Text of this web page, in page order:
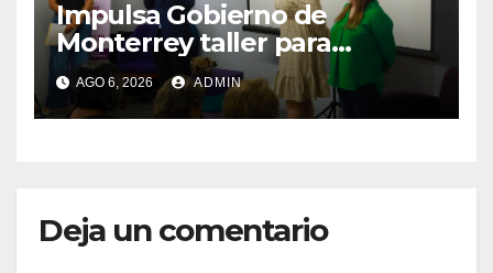
Impulsa Gobierno de
Monterrey taller para
acompañar a mujeres en
procesos de pérdida y duelo
AGO 6, 2026 ADMIN
Deja un comentario